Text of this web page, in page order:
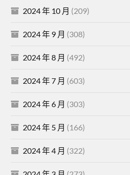
2024 年 10 月 (209)
2024 年 9 月 (308)
2024 年 8 月 (492)
2024 年 7 月 (603)
2024 年 6 月 (303)
2024 年 5 月 (166)
2024 年 4 月 (322)